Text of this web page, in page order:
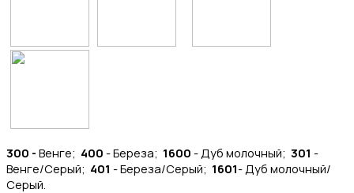
300 - Венге; 400 - Береза; 1600 - Дуб молочный; 301 -
Венге/Серый; 401 - Береза/Серый; 1601- Дуб молочный/
Серый.